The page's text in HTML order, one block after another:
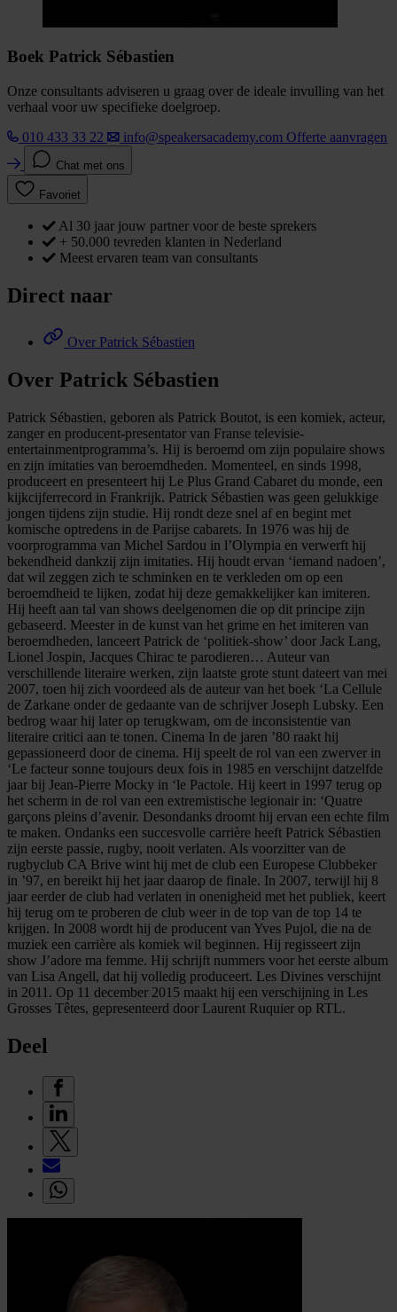
Boek Patrick Sébastien
Onze consultants adviseren u graag over de ideale invulling van het
verhaal voor uw specifieke doelgroep.
010 433 33 22
info@speakersacademy.com Offerte aanvragen
Chat met ons
Favoriet
Al 30 jaar jouw partner voor de beste sprekers
+ 50.000 tevreden klanten in Nederland
Meest ervaren team van consultants
Direct naar
Over Patrick Sébastien
Over Patrick Sébastien
Patrick Sébastien, geboren als Patrick Boutot, is een komiek, acteur,
zanger en producent-presentator van Franse televisie-
entertainmentprogramma’s. Hij is beroemd om zijn populaire shows
en zijn imitaties van beroemdheden. Momenteel, en sinds 1998,
produceert en presenteert hij Le Plus Grand Cabaret du monde, een
kijkcijferrecord in Frankrijk. Patrick Sébastien was geen gelukkige
jongen tijdens zijn studie. Hij rondt deze snel af en begint met
komische optredens in de Parijse cabarets. In 1976 was hij de
voorprogramma van Michel Sardou in l’Olympia en verwerft hij
bekendheid dankzij zijn imitaties. Hij houdt ervan ‘iemand nadoen’,
dat wil zeggen zich te schminken en te verkleden om op een
beroemdheid te lijken, zodat hij deze gemakkelijker kan imiteren.
Hij heeft aan tal van shows deelgenomen die op dit principe zijn
gebaseerd. Meester in de kunst van het grime en het imiteren van
beroemdheden, lanceert Patrick de ‘politiek-show’ door Jack Lang,
Lionel Jospin, Jacques Chirac te parodieren… Auteur van
verschillende literaire werken, zijn laatste grote stunt dateert van mei
2007, toen hij zich voordeed als de auteur van het boek ‘La Cellule
de Zarkane onder de gedaante van de schrijver Joseph Lubsky. Een
bedrog waar hij later op terugkwam, om de inconsistentie van
literaire critici aan te tonen. Cinema In de jaren ’80 raakt hij
gepassioneerd door de cinema. Hij speelt de rol van een zwerver in
‘Le facteur sonne toujours deux fois in 1985 en verschijnt datzelfde
jaar bij Jean-Pierre Mocky in ‘le Pactole. Hij keert in 1997 terug op
het scherm in de rol van een extremistische legionair in: ‘Quatre
garçons pleins d’avenir. Desondanks droomt hij ervan een echte film
te maken. Ondanks een succesvolle carrière heeft Patrick Sébastien
zijn eerste passie, rugby, nooit verlaten. Als voorzitter van de
rugbyclub CA Brive wint hij met de club een Europese Clubbeker
in ’97, en bereikt hij het jaar daarop de finale. In 2007, terwijl hij 8
jaar eerder de club had verlaten in onenigheid met het publiek, keert
hij terug om te proberen de club weer in de top van de top 14 te
krijgen. In 2008 wordt hij de producent van Yves Pujol, die na de
muziek een carrière als komiek wil beginnen. Hij regisseert zijn
show J’adore ma femme. Hij schrijft nummers voor het eerste album
van Lisa Angell, dat hij volledig produceert. Les Divines verschijnt
in 2011. Op 11 december 2015 maakt hij een verschijning in Les
Grosses Têtes, gepresenteerd door Laurent Ruquier op RTL.
Deel